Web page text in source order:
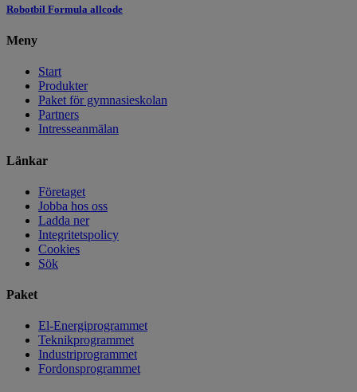
Robotbil Formula allcode
Meny
Start
Produkter
Paket för gymnasieskolan
Partners
Intresseanmälan
Länkar
Företaget
Jobba hos oss
Ladda ner
Integritetspolicy
Cookies
Sök
Paket
El-Energiprogrammet
Teknikprogrammet
Industriprogrammet
Fordonsprogrammet